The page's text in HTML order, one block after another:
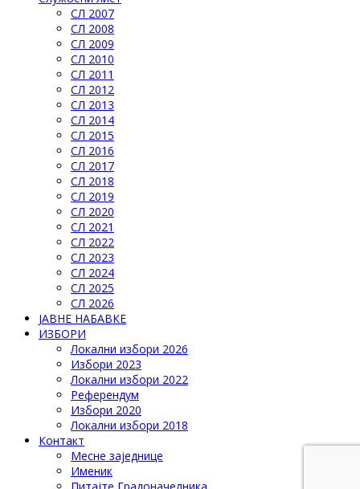
СЛ 2007
СЛ 2008
СЛ 2009
СЛ 2010
СЛ 2011
СЛ 2012
СЛ 2013
СЛ 2014
СЛ 2015
СЛ 2016
СЛ 2017
СЛ 2018
СЛ 2019
СЛ 2020
СЛ 2021
СЛ 2022
СЛ 2023
СЛ 2024
СЛ 2025
СЛ 2026
ЈАВНЕ НАБАВКЕ
ИЗБОРИ
Локални избори 2026
Избори 2023
Локални избори 2022
Референдум
Избори 2020
Локални избори 2018
Контакт
Месне заједнице
Именик